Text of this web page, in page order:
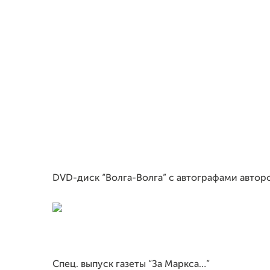
DVD-диск “Волга-Волга” с автографами
Спец. выпуск газеты “За Маркса…”